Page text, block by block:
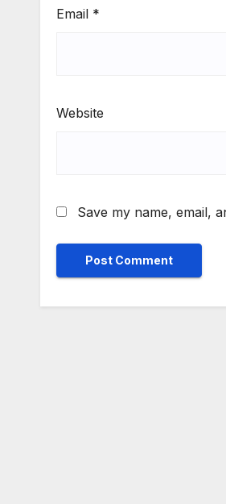
Email *
Website
Save my name, email,